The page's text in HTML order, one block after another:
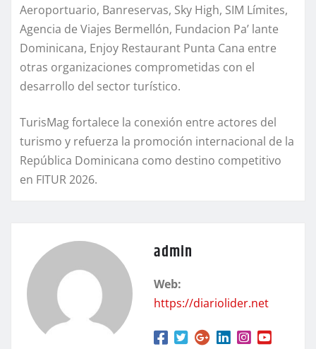
Aeroportuario, Banreservas, Sky High, SIM Límites,
Agencia de Viajes Bermellón, Fundacion Pa’ lante
Dominicana, Enjoy Restaurant Punta Cana entre
otras organizaciones comprometidas con el
desarrollo del sector turístico.
TurisMag fortalece la conexión entre actores del
turismo y refuerza la promoción internacional de la
República Dominicana como destino competitivo
en FITUR 2026.
admin
Web:
https://diariolider.net